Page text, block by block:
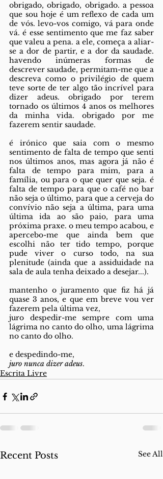
obrigado, obrigado, obrigado. a pessoa
que sou hoje é um reflexo de cada um
de vós. levo-vos comigo, vá para onde
vá. é esse sentimento que me faz saber
que valeu a pena. a ele, começa a aliar-
se a dor de partir, e a dor da saudade.
havendo inúmeras formas de
descrever saudade, permitam-me que a
descreva como o privilégio de quem
teve sorte de ter algo tão incrível para
dizer adeus. obrigado por terem
tornado os últimos 4 anos os melhores
da minha vida. obrigado por me
fazerem sentir saudade.
é irónico que saia com o mesmo
sentimento de falta de tempo que senti
nos últimos anos, mas agora já não é
falta de tempo para mim, para a
família, ou para o que quer que seja. é
falta de tempo para que o café no bar
não seja o último, para que a cerveja do
convívio não seja a última, para uma
última ida ao são paio, para uma
próxima praxe. o meu tempo acabou, e
apercebo-me que ainda bem que
escolhi não ter tido tempo, porque
pude viver o curso todo, na sua
plenitude (ainda que a assiduidade na
sala de aula tenha deixado a desejar...).
mantenho o juramento que fiz há já
quase 3 anos, e que em breve vou ver
fazerem pela última vez,
juro despedir-me sempre com uma
lágrima no canto do olho, uma lágrima
no canto do olho.
e despedindo-me,
juro nunca dizer adeus.
Escrita Livre
Recent Posts See All